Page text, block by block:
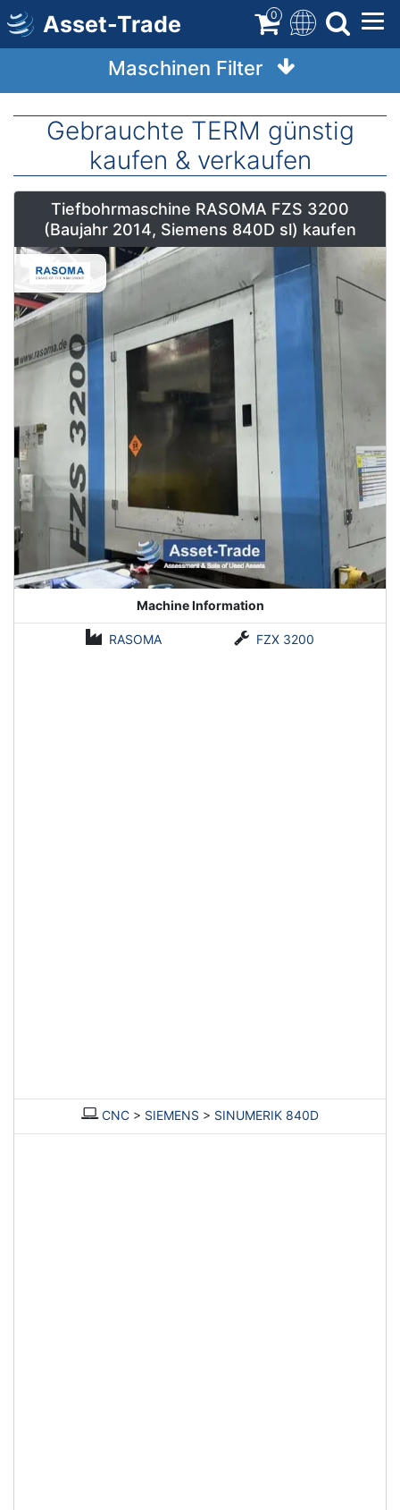
Direkt
zum
Inhalt
Asset-Trade 0
Maschinen Filter
Gebrauchte TERM günstig
kaufen & verkaufen
Tiefbohrmaschine RASOMA FZS 3200
(Baujahr 2014, Siemens 840D sl) kaufen
Machine Information
RASOMA FZX 3200
CNC > SIEMENS > SINUMERIK 840D